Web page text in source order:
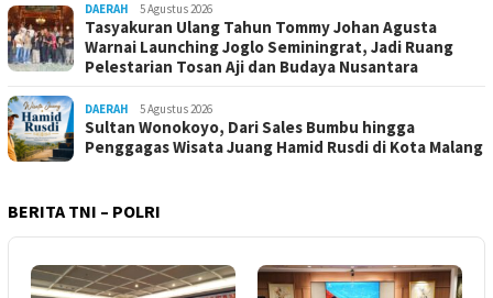
DAERAH 5 Agustus 2026
Tasyakuran Ulang Tahun Tommy Johan Agusta
Warnai Launching Joglo Seminingrat, Jadi Ruang
Pelestarian Tosan Aji dan Budaya Nusantara
DAERAH 5 Agustus 2026
Sultan Wonokoyo, Dari Sales Bumbu hingga
Penggagas Wisata Juang Hamid Rusdi di Kota Malang
BERITA TNI – POLRI